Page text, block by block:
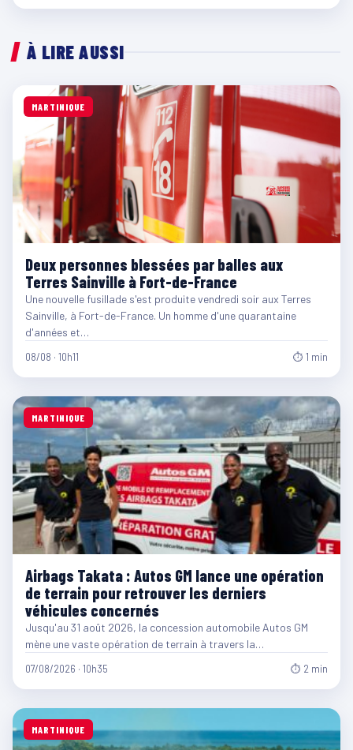
À LIRE AUSSI
MARTINIQUE
Deux personnes blessées par balles aux
Terres Sainville à Fort-de-France
Une nouvelle fusillade s'est produite vendredi soir aux Terres
Sainville, à Fort-de-France. Un homme d'une quarantaine
d'années et…
08/08 · 10h11 ⏱ 1 min
MARTINIQUE
Airbags Takata : Autos GM lance une opération
de terrain pour retrouver les derniers
véhicules concernés
Jusqu'au 31 août 2026, la concession automobile Autos GM
mène une vaste opération de terrain à travers la…
07/08/2026 · 10h35 ⏱ 2 min
MARTINIQUE